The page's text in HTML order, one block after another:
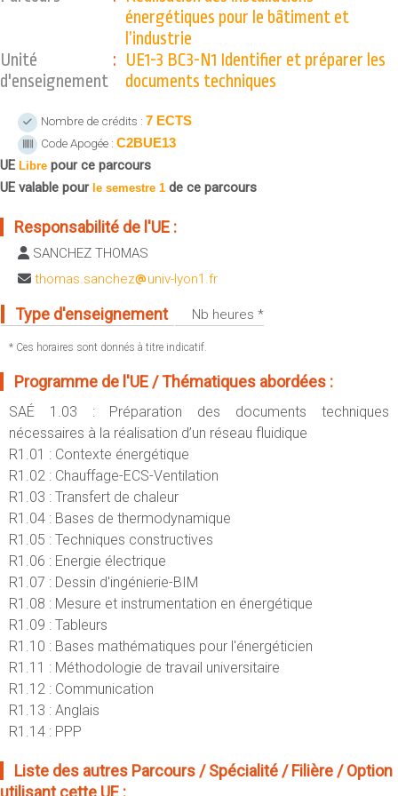
Sportives)
UFR FS (Chimie, Mathématique, Physique)
UFR Biosciences (Biologie, Biochimie)
GEP (Génie Electrique des Procédés - Département composante)
Informatique (Département Composante)
Mécanique (Département composante)
OUTILS
Intranet des personnels
Emploi du temps
Messagerie
Stage et emploi
de Compétences
énergétiques pour le bâtiment et
l’industrie
Unité
d'enseignement
: UE1-3 BC3-N1 Identifier et préparer les
documents techniques
Nombre de crédits : 7 ECTS
Code Apogée : C2BUE13
UE Libre pour ce parcours
UE valable pour le semestre 1 de ce parcours
Responsabilité de l'UE :
SANCHEZ THOMAS
thomas.sanchez
univ-lyon1.fr
Type d'enseignement Nb heures *
* Ces horaires sont donnés à titre indicatif.
Programme de l'UE / Thématiques abordées :
SAÉ 1.03 : Préparation des documents techniques
nécessaires à la réalisation d’un réseau fluidique
R1.01 : Contexte énergétique
R1.02 : Chauffage-ECS-Ventilation
R1.03 : Transfert de chaleur
R1.04 : Bases de thermodynamique
R1.05 : Techniques constructives
R1.06 : Energie électrique
R1.07 : Dessin d'ingénierie-BIM
R1.08 : Mesure et instrumentation en énergétique
R1.09 : Tableurs
R1.10 : Bases mathématiques pour l'énergéticien
R1.11 : Méthodologie de travail universitaire
R1.12 : Communication
R1.13 : Anglais
R1.14 : PPP
Liste des autres Parcours / Spécialité / Filière / Option
utilisant cette UE :